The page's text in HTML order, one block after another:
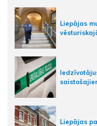
Liepājas
Liepājas